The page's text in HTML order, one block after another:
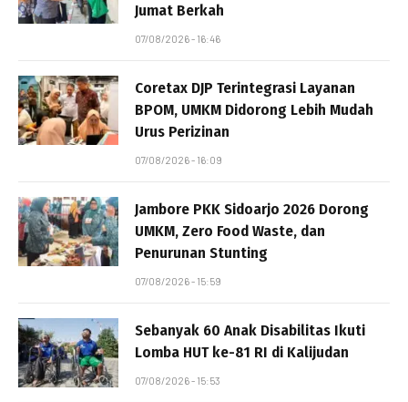
Jumat Berkah
07/08/2026 - 16:46
Coretax DJP Terintegrasi Layanan
BPOM, UMKM Didorong Lebih Mudah
Urus Perizinan
07/08/2026 - 16:09
Jambore PKK Sidoarjo 2026 Dorong
UMKM, Zero Food Waste, dan
Penurunan Stunting
07/08/2026 - 15:59
Sebanyak 60 Anak Disabilitas Ikuti
Lomba HUT ke-81 RI di Kalijudan
07/08/2026 - 15:53